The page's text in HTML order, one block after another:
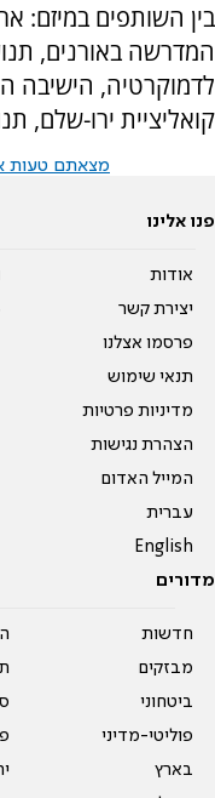
בין השותפים במיזם:
המדרשה באורנים,
לדמוקרטיה, הישיבה
קואליציית ירו-שלם,
מצאתם טעות
פנו אלינו
אודות
יצירת קשר
פרסמו אצלנו
תנאי שימוש
מדיניות פרטיות
הצהרת נגישות
המייל האדום
עברית
English
מדורים
חדשות
מבזקים
ביטחוני
פוליטי-מדיני
בארץ